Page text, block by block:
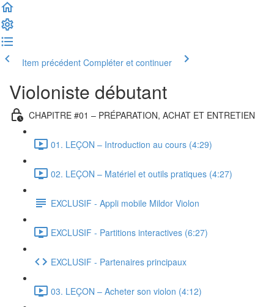
Item précédent Compléter et continuer
Violoniste débutant
CHAPITRE #01 – PRÉPARATION, ACHAT ET ENTRETIEN
01. LEÇON – Introduction au cours (4:29)
02. LEÇON – Matériel et outils pratiques (4:27)
EXCLUSIF - Appli mobile Mildor Violon
EXCLUSIF - Partitions interactives (6:27)
EXCLUSIF - Partenaires principaux
03. LEÇON – Acheter son violon (4:12)